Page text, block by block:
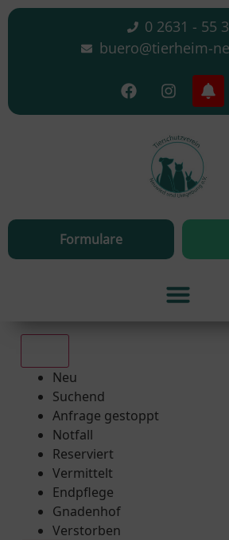
0 2631 - 55
buero@tierheim-
Formulare
Neu
Suchend
Anfrage gestoppt
Notfall
Reserviert
Vermittelt
Endpflege
Gnadenhof
Verstorben